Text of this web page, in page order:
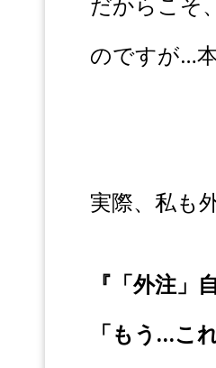
のですが…
実際、私も
『「外注
「もう…こ